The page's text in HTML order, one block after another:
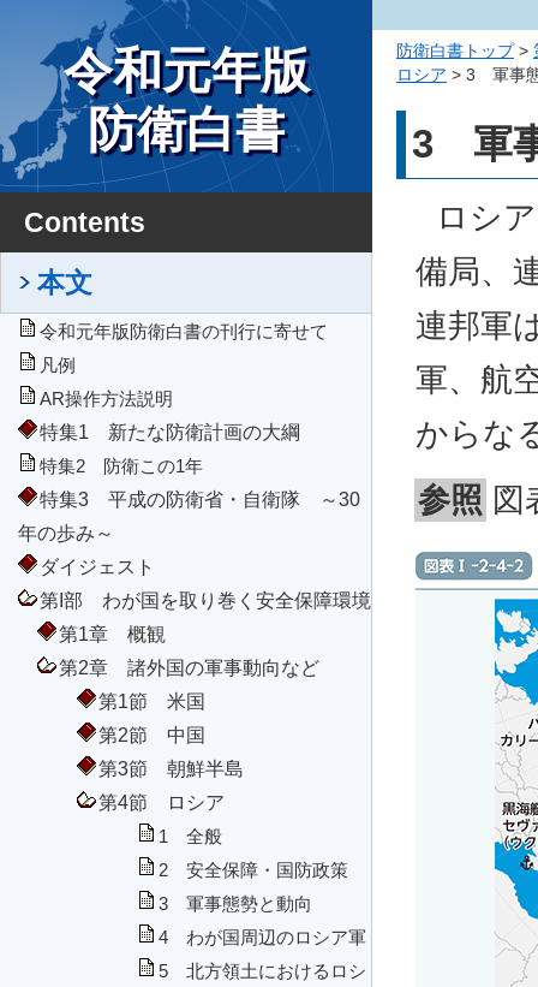
令和元年版
防衛白書
Contents
本文
令和元年版防衛白書の刊行に寄せて
凡例
AR操作方法説明
特集1 新たな防衛計画の大綱
特集2 防衛この1年
特集3 平成の防衛省・自衛隊 ～30
年の歩み～
ダイジェスト
第I部 わが国を取り巻く安全保障環境
第1章 概観
第2章 諸外国の軍事動向など
第1節 米国
第2節 中国
第3節 朝鮮半島
第4節 ロシア
1 全般
2 安全保障・国防政策
3 軍事態勢と動向
4 わが国周辺のロシア軍
5 北方領土におけるロシ
防衛白書トップ>
ロシア > 3 軍事
3 軍
ロシ
備局、
連邦軍
軍、航
からな
参照 図